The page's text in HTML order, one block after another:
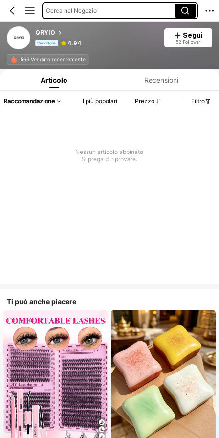
Cerca nel Negozio
QRYIO
Venditore 4.94
Segui
52 Follower
566 Venduto recentemente
Articolo Recensioni
Raccomandazione I più popolari Prezzo Filtro
Nessun articolo abbinato
Si prega di riprovare.
Ti può anche piacere